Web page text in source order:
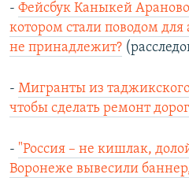
- Фейсбук Каныкей
котором стали поводом для
не принадлежит?
- Мигранты из таджикского
чтобы сделать ремонт
- "Россия – не кишлак,
Воронеже вывесили